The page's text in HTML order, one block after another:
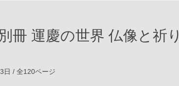
冊 運慶の世界 仏像と祈り
日 / 全120ページ